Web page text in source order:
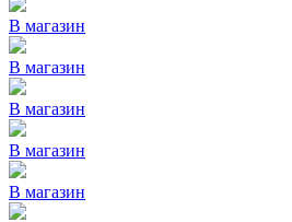
В магазин
В магазин
В магазин
В магазин
В магазин